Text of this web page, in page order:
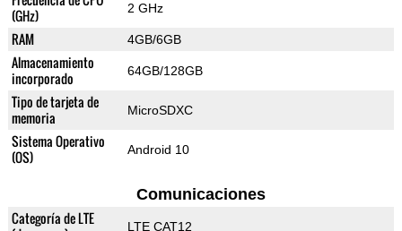
(GHz)
2 GHz
RAM 4GB/6GB
Almacenamiento
incorporado
64GB/128GB
Tipo de tarjeta de
memoria
MicroSDXC
Sistema Operativo
(OS)
Android 10
Comunicaciones
Categoría de LTE
LTE CAT12